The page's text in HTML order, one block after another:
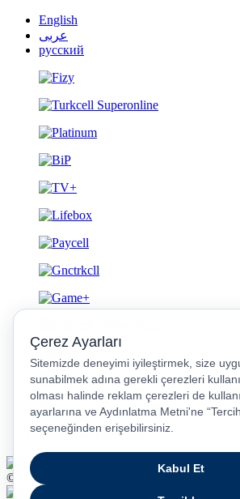
English
عربى
русский
Gizlilik ve Güvenlik
© 2026 Turkcell